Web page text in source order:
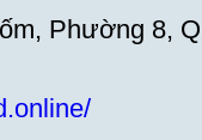
Phường 8,